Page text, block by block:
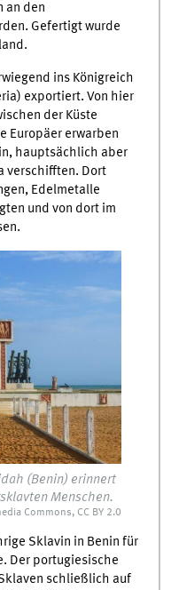
an den
Gefertigt wurde
ins Königreich
exportiert. Von hier
der Küste
Europäer erwarben
hauptsächlich aber
verschifften. Dort
Edelmetalle
und von dort im
(Benin) erinnert
Menschen.
Commons, CC BY 2.0
Sklavin in Benin für
Der portugiesische
schließlich auf